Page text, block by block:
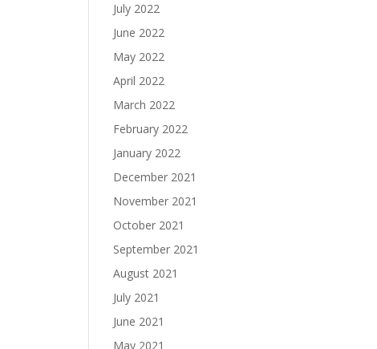
July 2022
June 2022
May 2022
April 2022
March 2022
February 2022
January 2022
December 2021
November 2021
October 2021
September 2021
August 2021
July 2021
June 2021
May 2021